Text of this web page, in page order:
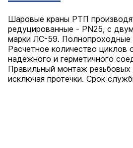
Шаровые краны РТП
редуцированные - PN25, с
марки ЛС-59. Полнопроходные
Расчетное количество циклов
надежного и герметичного
Правильный монтаж резьбовых
исключая протечки. Срок